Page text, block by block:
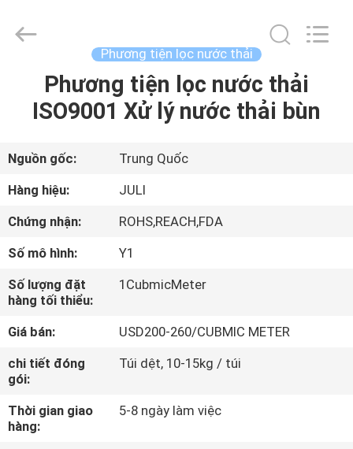
NHÀ
PHẨM
VỀ
TÔI
CHUYẾN
THAM
QUAN
MÁY
Tongxiang
LuoX
Phương tiện lọc nước thải
Phương tiện lọc nước thải
ISO9001 Xử lý nước thải bùn
Nguồn gốc:
Trung Quốc
Hàng hiệu:
JULI
Chứng nhận:
ROHS,REACH,FDA
Số mô hình:
Y1
Số lượng đặt
hàng tối thiểu:
1CubmicMeter
Giá bán:
USD200-260/CUBMIC METER
chi tiết đóng
gói:
Túi dệt, 10-15kg / túi
Thời gian giao
hàng:
5-8 ngày làm việc